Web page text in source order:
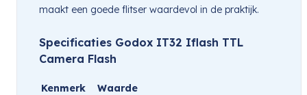
maakt een goede flitser waardevol in de praktijk.
Specificaties Godox IT32 Iflash TTL
Camera Flash
Kenmerk
Waarde